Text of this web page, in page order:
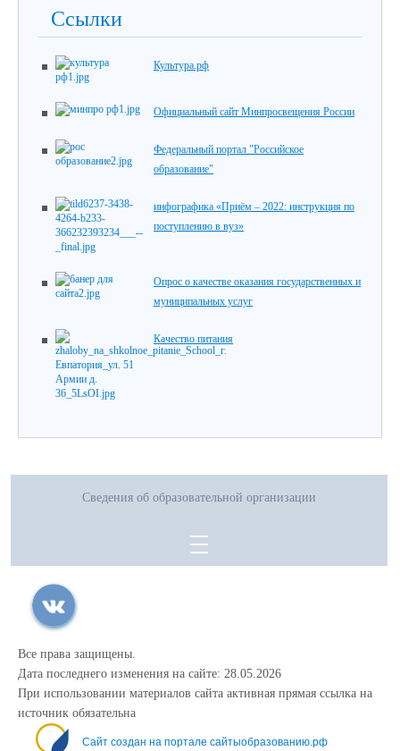
Ссылки
Культура.рф
Официальный сайт Минпросвещения России
Федеральный портал "Российское
образование"
инфографика «Приём – 2022: инструкция по
поступлению в вуз»
Опрос о качестве оказания государственных и
муниципальных услуг
Качество питания
Сведения об образовательной организации
Все права защищены.
Дата последнего изменения на сайте: 28.05.2026
При использовании материалов сайта активная прямая ссылка на
источник обязательна
Сайт создан на портале сайтыобразованию.рф